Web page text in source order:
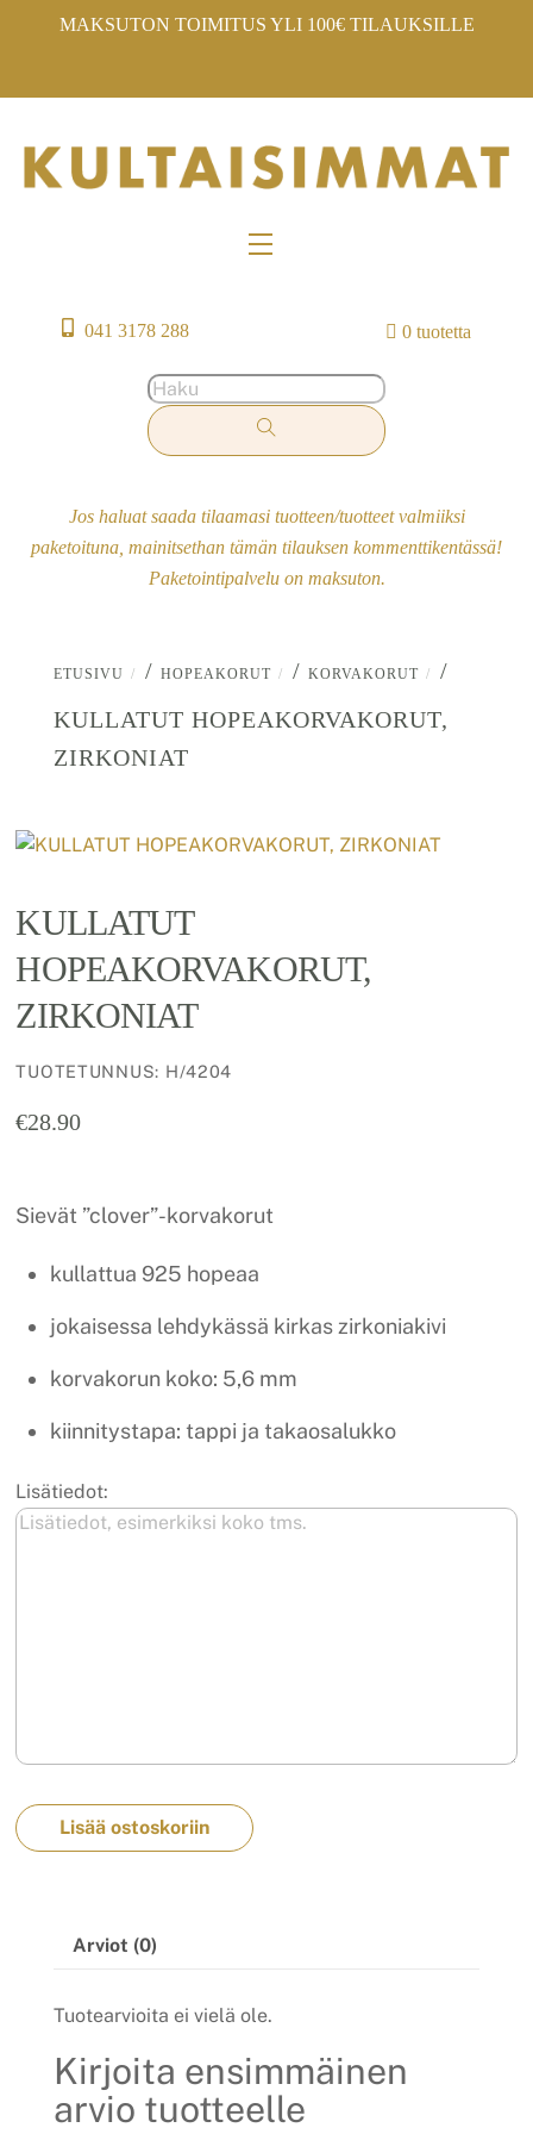
MAKSUTON TOIMITUS YLI 100€ TILAUKSILLE
Menu
041 3178 288 0 tuotetta
Jos haluat saada tilaamasi tuotteen/tuotteet valmiiksi
paketoituna, mainitsethan tämän tilauksen kommenttikentässä!
Paketointipalvelu on maksuton.
ETUSIVU / HOPEAKORUT / KORVAKORUT
/
KULLATUT HOPEAKORVAKORUT,
ZIRKONIAT
KULLATUT
HOPEAKORVAKORUT,
ZIRKONIAT
TUOTETUNNUS: H/4204
€28.90
Sievät ”clover”-korvakorut
kullattua 925 hopeaa
jokaisessa lehdykässä kirkas zirkoniakivi
korvakorun koko: 5,6 mm
kiinnitystapa: tappi ja takaosalukko
Lisätiedot:
Lisää ostoskoriin
Arviot (0)
Tuotearvioita ei vielä ole.
Kirjoita ensimmäinen
arvio tuotteelle